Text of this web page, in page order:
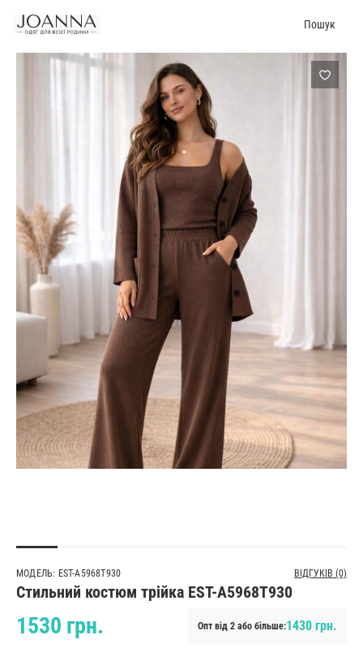
Пошук
МОДЕЛЬ: EST-A5968T930 ВІДГУКІВ (0)
Стильний костюм трійка EST-A5968T930
1530 грн. Опт від 2 або більше:1430 грн.